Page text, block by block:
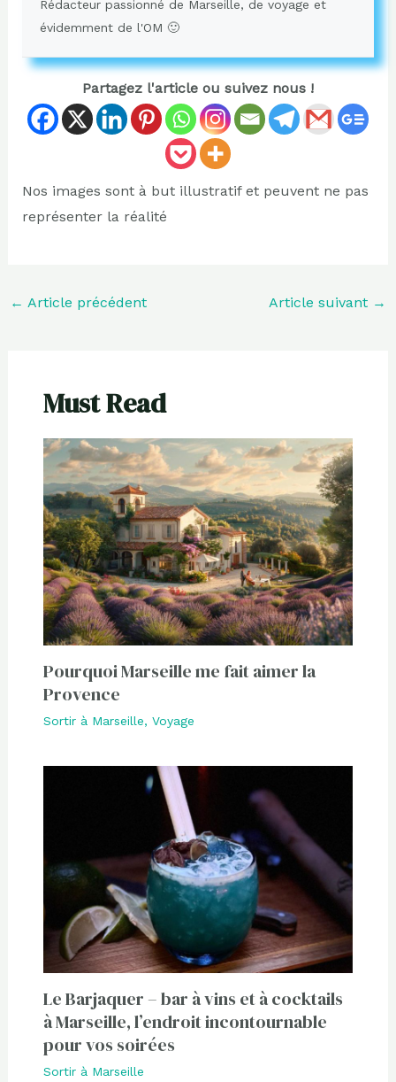
Rédacteur passionné de Marseille, de voyage et
évidemment de l'OM 🙂
Partagez l'article ou suivez nous !
Nos images sont à but illustratif et peuvent ne pas
représenter la réalité
← Article précédent Article suivant →
Must Read
Pourquoi Marseille me fait aimer la
Provence
Sortir à Marseille, Voyage
Le Barjaquer – bar à vins et à cocktails
à Marseille, l’endroit incontournable
pour vos soirées
Sortir à Marseille